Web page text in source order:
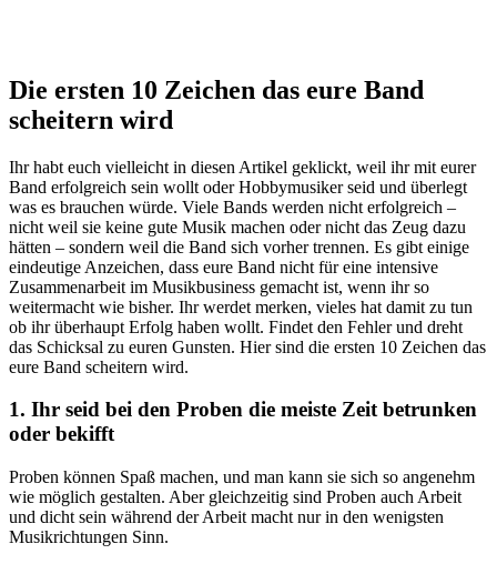
Die ersten 10 Zeichen das eure Band
scheitern wird
Ihr habt euch vielleicht in diesen Artikel geklickt, weil ihr mit eurer
Band erfolgreich sein wollt oder Hobbymusiker seid und überlegt
was es brauchen würde. Viele Bands werden nicht erfolgreich –
nicht weil sie keine gute Musik machen oder nicht das Zeug dazu
hätten – sondern weil die Band sich vorher trennen. Es gibt einige
eindeutige Anzeichen, dass eure Band nicht für eine intensive
Zusammenarbeit im Musikbusiness gemacht ist, wenn ihr so
weitermacht wie bisher. Ihr werdet merken, vieles hat damit zu tun
ob ihr überhaupt Erfolg haben wollt. Findet den Fehler und dreht
das Schicksal zu euren Gunsten. Hier sind die ersten 10 Zeichen das
eure Band scheitern wird.
1. Ihr seid bei den Proben die meiste Zeit betrunken
oder bekifft
Proben können Spaß machen, und man kann sie sich so angenehm
wie möglich gestalten. Aber gleichzeitig sind Proben auch Arbeit
und dicht sein während der Arbeit macht nur in den wenigsten
Musikrichtungen Sinn.